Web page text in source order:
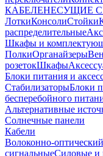
КАБЕЛЕНЕСУЩИЕ
ЛоткиКонсолиСтойки
распределительные
Шкафы и
ПолкиОрганайзеры
розетокШкафы
Блоки питания и
СтабилизаторыБлоки
бесперебойного
Альтернативные
Солнечные панели
Кабели
Волоконно-оптический
сигнальныеСиловые и